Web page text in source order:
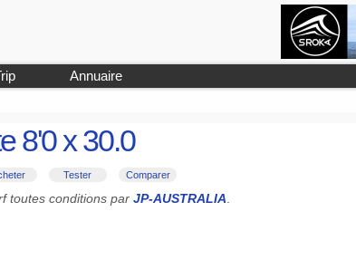
Annuaire
8'0 x 30.0
Tester Comparer
toutes conditions par JP-AUSTRALIA